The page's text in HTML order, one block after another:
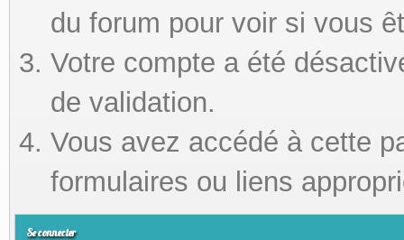
du forum pour voir si vous
Votre compte a été
de validation.
Vous avez accédé à cette
formulaires ou liens
Se connecter